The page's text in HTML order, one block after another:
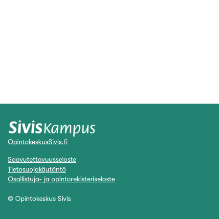
OpintokeskusSivis.fi
Saavutettavuusseloste
Tietosuojakäytäntö
Osallistuja- ja opintorekisteriseloste
© Opintokeskus Sivis